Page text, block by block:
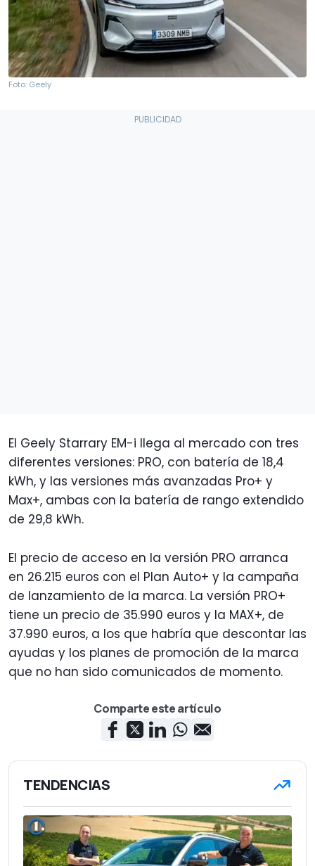
Foto: Geely
El Geely Starrary EM-i llega al mercado con tres
diferentes versiones: PRO, con batería de 18,4
kWh, y las versiones más avanzadas Pro+ y
Max+, ambas con la batería de rango extendido
de 29,8 kWh.
El precio de acceso en la versión PRO arranca
en 26.215 euros con el Plan Auto+ y la campaña
de lanzamiento de la marca. La versión PRO+
tiene un precio de 35.990 euros y la MAX+, de
37.990 euros, a los que habría que descontar las
ayudas y los planes de promoción de la marca
que no han sido comunicados de momento.
Comparte este artículo
TENDENCIAS